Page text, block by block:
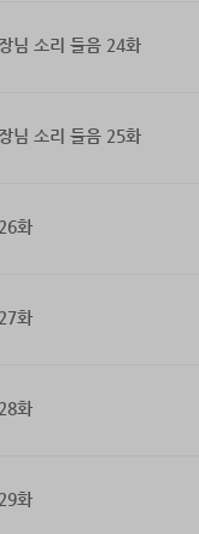
님 소리 들음 24화
님 소리 들음 25화
화
화
화
화